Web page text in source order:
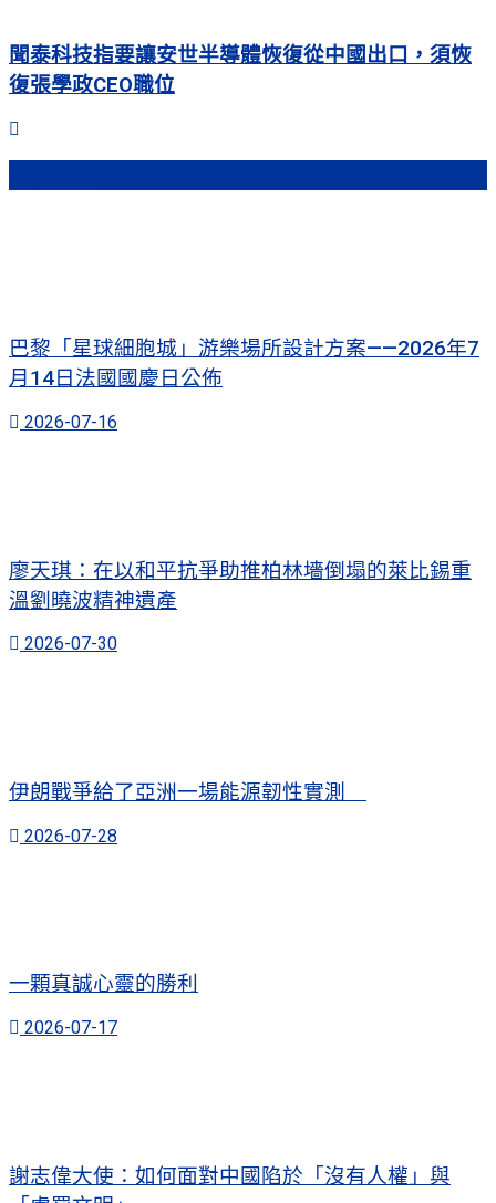
聞泰科技指要讓安世半導體恢復從中國出口，須恢
復張學政CEO職位
巴黎「星球細胞城」游樂場所設計方案——2026年7
月14日法國國慶日公佈
2026-07-16
廖天琪：在以和平抗爭助推柏林墻倒塌的萊比錫重
溫劉曉波精神遺產
2026-07-30
伊朗戰爭給了亞洲一場能源韌性實測
2026-07-28
一顆真誠心靈的勝利
2026-07-17
謝志偉大使：如何面對中國陷於「沒有人權」與